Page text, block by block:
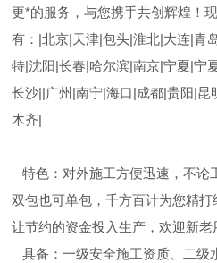
更*的服务，与您携手共创辉煌！
有：|北京|天津|包头|淮北|大连|青
特|沈阳|长春|哈尔滨|南京|宁夏|宁
长沙||广州|南宁|海口|成都|贵阳|
木齐|
特色：对外施工方便迅速，不论
双包也可单包，千方百计为您精打
让节约的资金投入生产，欢迎新老
具备：一级安全施工资质、二级